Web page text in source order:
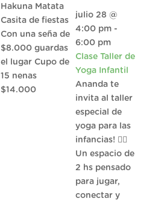
Hakuna Matata
Casita de fiestas
Con una seña de
$8.000 guardas
el lugar Cupo de
15 nenas
$14.000
julio 28 @
4:00 pm -
6:00 pm
Clase Taller de
Yoga Infantil
Ananda te
invita al taller
especial de
yoga para las
infancias! 🧘‍♀️
Un espacio de
2 hs pensado
para jugar,
conectar y